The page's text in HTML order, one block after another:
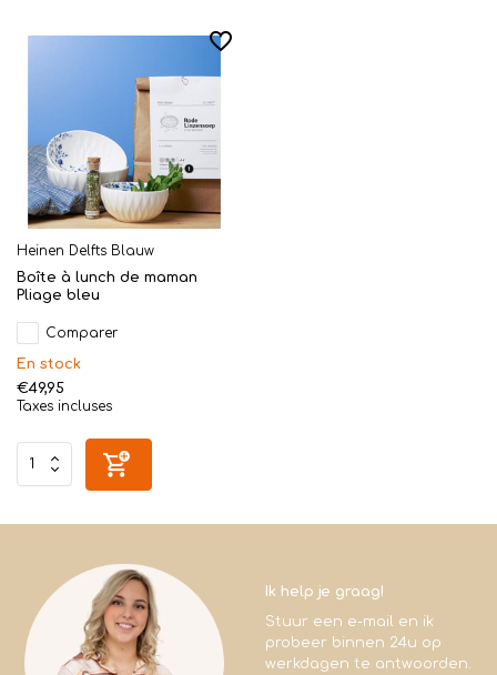
Heinen Delfts Blauw
Boîte à lunch de maman
Pliage bleu
Comparer
En stock
€49,95
Taxes incluses
Ik help je graag!
Stuur een e-mail en ik
probeer binnen 24u op
werkdagen te antwoorden.